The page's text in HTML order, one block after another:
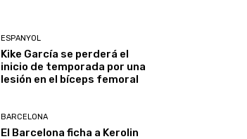
ESPANYOL
Kike García se perderá el
inicio de temporada por una
lesión en el bíceps femoral
BARCELONA
El Barcelona ficha a Kerolin